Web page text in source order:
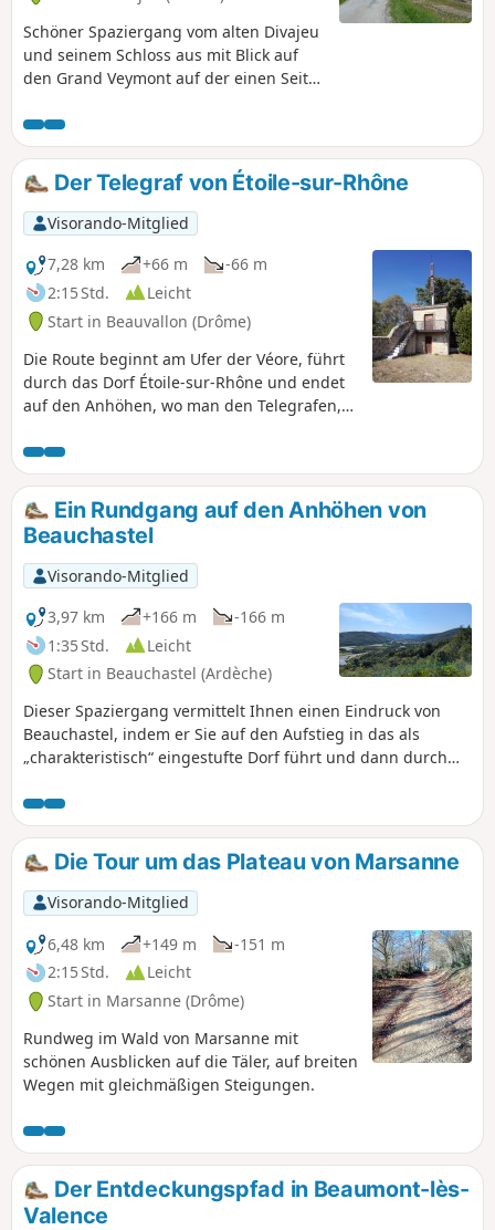
Schöner Spaziergang vom alten Divajeu
und seinem Schloss aus mit Blick auf
den Grand Veymont auf der einen Seite
Einfacher, sehr angenehmer Weg am
Hang entlang durch Eichen- und
Kiefernwälder.
Der Telegraf von Étoile-sur-Rhône
Visorando-Mitglied
7,28 km
+66 m
-66 m
2:15 Std.
Leicht
Start in Beauvallon (Drôme)
Die Route beginnt am Ufer der Véore, führt
durch das Dorf Étoile-sur-Rhône und endet
auf den Anhöhen, wo man den Telegrafen,
besichtigen kann.
Ein Rundgang auf den Anhöhen von
Beauchastel
Visorando-Mitglied
3,97 km
+166 m
-166 m
1:35 Std.
Leicht
Start in Beauchastel (Ardèche)
Dieser Spaziergang vermittelt Ihnen einen Eindruck von
Beauchastel, indem er Sie auf den Aufstieg in das als
„charakteristisch“ eingestufte Dorf führt und dann durch
Die Tour um das Plateau von Marsanne
Visorando-Mitglied
6,48 km
+149 m
-151 m
2:15 Std.
Leicht
Start in Marsanne (Drôme)
Rundweg im Wald von Marsanne mit
schönen Ausblicken auf die Täler, auf breiten
Wegen mit gleichmäßigen Steigungen.
Der Entdeckungspfad in Beaumont-lès-
Valence